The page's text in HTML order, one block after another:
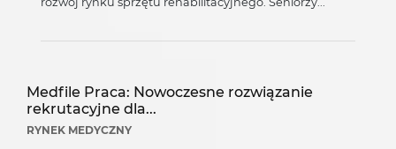
Medfile Praca: Nowoczesne rozwiązanie
rekrutacyjne dla...
RYNEK MEDYCZNY